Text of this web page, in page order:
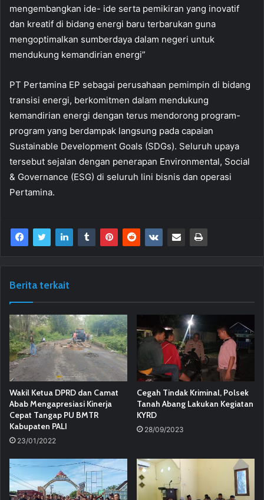
mengembangkan ide- ide serta pemikiran yang inovatif
dan kreatif di bidang energi baru terbarukan guna
mengoptimalkan sumberdaya dalam negeri untuk
mendukung kemandirian energi”
PT Pertamina EP sebagai perusahaan pemimpin di bidang
transisi energi, berkomitmen dalam mendukung
kemandirian energi dengan terus mendorong program-
program yang berdampak langsung pada capaian
Sustainable Development Goals (SDGs). Seluruh upaya
tersebut sejalan dengan penerapan Environmental, Social
& Governance (ESG) di seluruh lini bisnis dan operasi
Pertamina.
Berita terkait
Wakil Ketua DPRD dan Camat
Abab Mengapresiasi Kinerja
Cepat Tangap PU BMTR
Kabupaten PALI
23/01/2022
Cegah Tindak Kriminal, Polsek
Tanah Abang Lakukan Kegiatan
KYRD
28/09/2023